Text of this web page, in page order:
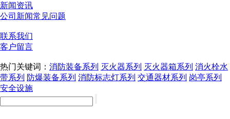
新闻资讯
公司新闻常见问题
联系我们
客户留言
热门关键词： 消防装备系列 灭火器系列 灭火器箱系列 消火栓水
带系列 防爆装备系列 消防标志灯系列 交通器材系列 岗亭系列
安全设施